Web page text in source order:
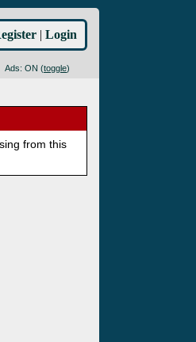
Ads: ON (toggle)
| Login
from this